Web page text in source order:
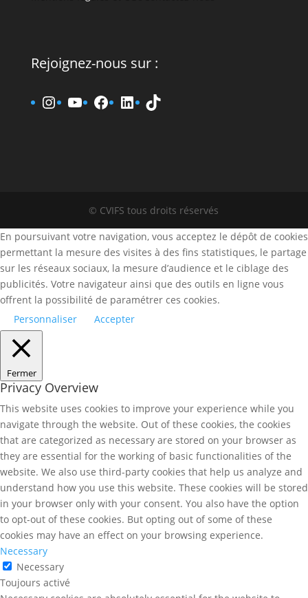
Rejoignez-nous sur :
www.instagram.fr/cvifs
YouTube
www.facebook.fr/cvifs
www.linkedin.fr/
TikTok
© CVIFS tous droits réservés
En poursuivant votre navigation, vous acceptez le dépôt de cookies
permettant la mesure des visites à des fins statistiques, le partage
sur les réseaux sociaux, la mesure d’audience et le ciblage des
publicités. Votre navigateur ainsi que des outils en ligne vous
offrent la possibilité de paramétrer ces cookies.
Personnaliser
Accepter
Fermer
Privacy Overview
This website uses cookies to improve your experience while you
navigate through the website. Out of these cookies, the cookies
that are categorized as necessary are stored on your browser as
they are essential for the working of basic functionalities of the
website. We also use third-party cookies that help us analyze and
understand how you use this website. These cookies will be stored
in your browser only with your consent. You also have the option
to opt-out of these cookies. But opting out of some of these
cookies may have an effect on your browsing experience.
Necessary
Necessary
Toujours activé